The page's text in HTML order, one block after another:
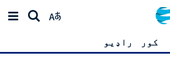
کور راډیو